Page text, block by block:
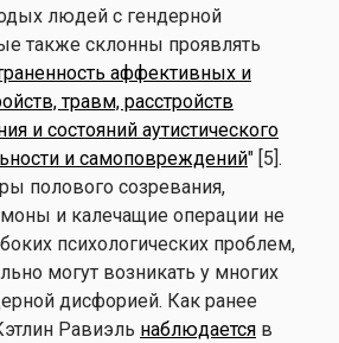
людей с гендерной
также склонны проявлять
аффективных и
травм, расстройств
и состояний аутистического
и самоповреждений" [5].
полового созревания,
и калечащие операции не
психологических проблем,
могут возникать у многих
дисфорией. Как ранее
Равиэль наблюдается в